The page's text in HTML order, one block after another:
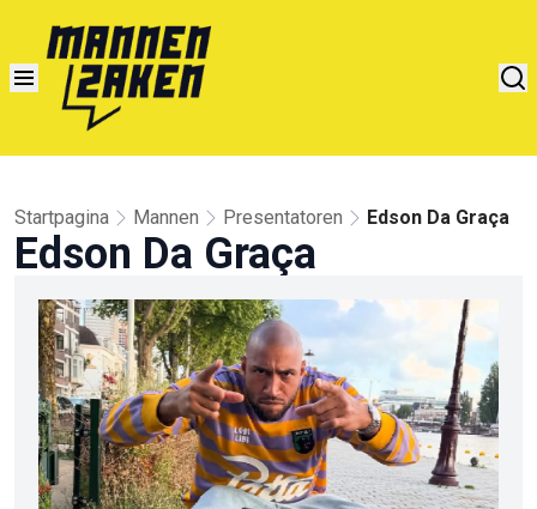
Startpagina Mannen Presentatoren Edson Da Graça
Edson Da Graça